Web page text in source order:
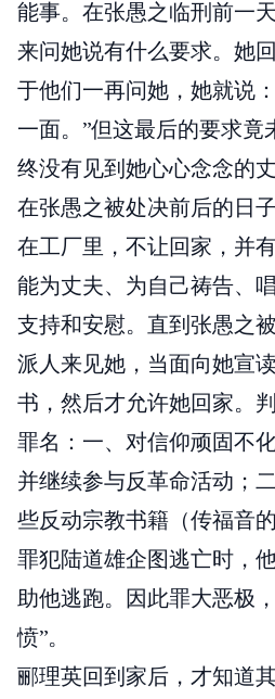
能事。在张愚之临刑前一
来问她说有什么要求。她
于他们一再问她，她就说
一面。”但这最后的要求
终没有见到她心心念念的丈
在张愚之被处决前后的日
在工厂里，不让回家，并
能为丈夫、为自己祷告、
支持和安慰。直到张愚之
派人来见她，当面向她宣
书，然后才允许她回家。
罪名：一、对信仰顽固不
并继续参与反革命活动；
些反动宗教书籍（传福音
罪犯陆道雄企图逃亡时，
助他逃跑。因此罪大恶极
愤”。
郦理英回到家后，才知道